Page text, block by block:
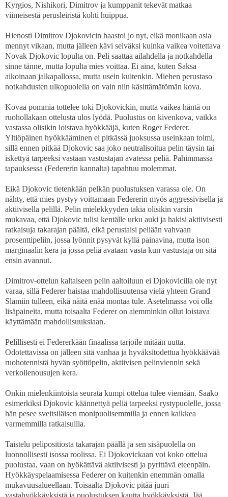
Kyrgios, Nishikori, Dimitrov ja kumppanit tekevät matkaa
viimeisestä perusleiristä kohti huippua.
Hienosti Dimitrov Djokovicin haastoi jo nyt, eikä monikaan asia
mennyt vikaan, mutta jälleen kävi selväksi kuinka vaikea voitettava
Novak Djokovic lopulta on. Peli saattaa ailahdella ja notkahdella
sinne tänne, mutta lopulta mies voittaa. Ei aina, kuten Saksa
aikoinaan jalkapallossa, mutta usein kuitenkin. Miehen perustaso
notkahdusten ulkopuolella on vain niin käsittämätömän kova.
Kovaa pommia tottelee toki Djokovickin, mutta vaikea häntä on
ruohollakaan ottelusta ulos lyödä. Puolustus on kivenkova, vaikka
vastassa olisikin loistava hyökkääjä, kuten Roger Federer.
Yltiöpäinen hyökkääminen ei pitkässä juoksussa useinkaan toimi,
sillä ennen pitkää Djokovic saa joko neutralisoitua pelin täysin tai
iskettyä tarpeeksi vastaan vastustajan avatessa peliä. Pahimmassa
tapauksessa (Federerin kannalta) tapahtuu molemmat.
Eikä Djokovic tietenkään pelkän puolustuksen varassa ole. On
nähty, että mies pystyy voittamaan Federerin myös aggressivisella ja
aktiivisella pelillä. Pelin mielekkyyden takia olisikin varsin
mukavaa, että Djokovic tulisi kentälle urku auki ja hakisi aktiivisesti
ratkaisuja takarajan päältä, eikä perustaisi peliään vahvaan
prosenttipeliin, jossa lyönnit pysyvät kyllä painavina, mutta ison
marginaalin kera ja jossa peliä avataan vasta kun vastustaja on sitä
ensin avannut.
Dimitrov-ottelun kaltaiseen pelin aaltoiluun ei Djokovicilla ole nyt
varaa, sillä Federer haistaa mahdollisuutensa vielä yhteen Grand
Slamiin tulleen, eikä näitä enää montaa tule. Asetelmassa voi olla
lisäpaineita, mutta toisaalta Federer on aiemminkin ollut loistava
käyttämään mahdollisuuksiaan.
Pelillisesti ei Federerkään finaalissa tarjoile mitään uutta.
Odotettavissa on jälleen sitä vanhaa ja hyväksitodettua hyökkäävää
ruohotennistä hyvän syöttöpelin, aktiivisen pelinviennin sekä
verkollenousujen kera.
Onkin mielenkiintoista seurata kumpi ottelua tulee viemään. Saako
esimerkiksi Djokovic käännettyä peliä tarpeeksi rystypuolelle, jossa
hän pesee sveitsiläisen monipuolisemmilla ja ennen kaikkea
varmemmilla ratkaisuilla.
Taistelu pelipositiosta takarajan päällä ja sen sisäpuolella on
luonnollisesti isossa roolissa. Ei Djokovickaan voi koko ottelua
puolustaa, vaan on hyökättävä aktiivisesti ja pyrittävä eteenpäin.
Hyökkäyspelaamisessa Federer on kuitenkin enemmän omalla
mukavuusalueellaan. Toisaalta Djokovic pitää juuri